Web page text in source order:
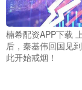
楠希配资APP下载
后，秦基伟回国见
此开始戒烟！